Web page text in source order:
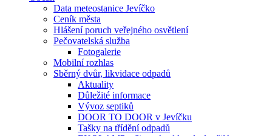
Data meteostanice Jevíčko
Ceník města
Hlášení poruch veřejného osvětlení
Pečovatelská služba
Fotogalerie
Mobilní rozhlas
Sběrný dvůr, likvidace odpadů
Aktuality
Důležité informace
Vývoz septiků
DOOR TO DOOR v Jevíčku
Tašky na třídění odpadů